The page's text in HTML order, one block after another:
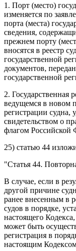
1. Порт (место)
изменяется по
порта (места)
сведения,
прежнем порту
вносятся в реестр
государственной
документов,
государственной
2. Государственная
ведущемся в новом
регистрации судна,
свидетельством о
флагом Российской
25) статью 44
"Статья 44.
В случае, если в
другой причине
ранее внесенным в
судов в порядке,
настоящего
может быть
регистрация в
настоящим